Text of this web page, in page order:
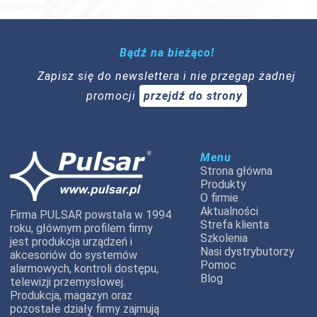
Bądź na bieżąco!
Zapisz się do newslettera i nie przegap żadnej
promocji
przejdź do strony
Firma PULSAR powstała w 1994
roku, głównym profilem firmy
jest produkcja urządzeń i
akcesoriów do systemów
alarmowych, kontroli dostępu,
telewizji przemysłowej.
Produkcja, magazyn oraz
pozostałe działy firmy zajmują
Menu
Strona główna
Produkty
O firmie
Aktualności
Strefa klienta
Szkolenia
Nasi dystrybutorzy
Pomoc
Blog